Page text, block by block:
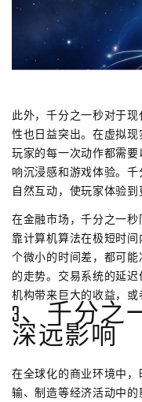
此外，千分之一秒对于
性也日益突出。在虚拟现
玩家的每一次动作都需
响沉浸感和游戏体验。
自然互动，使玩家体验到
在金融市场，千分之一
靠计算机算法在极短时
个微小的时间差，都可
的走势。交易系统的延
机构带来巨大的收益，或
3、千分之
深远影响
在全球化的商业环境中
输、制造等经济活动中的